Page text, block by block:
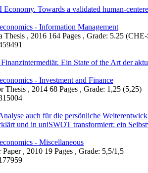
Towards a validated human-
- Information Management
Thesis , 2016 164 Pages , Grade: 5.25
Ein State of the Art der
- Investment and Finance
Thesis , 2014 68 Pages , Grade: 1,25 (5,25)
auch für die persönliche
und in uniSWOT transformiert: ein
- Miscellaneous
Paper , 2010 19 Pages , Grade: 5,5/1,5